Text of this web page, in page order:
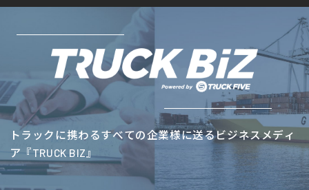
トラックに携わるすべての企業様に送るビジネスメディ
ア『TRUCK BIZ』